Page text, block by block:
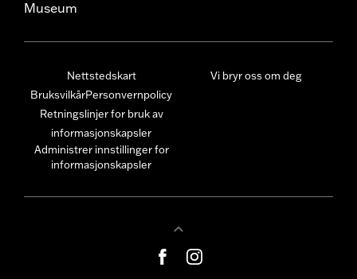
Museum
Nettstedskart
BruksvilkårPersonvernpolicy
Retningslinjer for bruk av
informasjonskapsler
Administrer innstillinger for
informasjonskapsler
Vi bryr oss om deg